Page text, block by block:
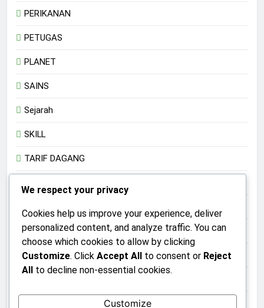
PERIKANAN
PETUGAS
PLANET
SAINS
Sejarah
SKILL
TARIF DAGANG
TRANSHUMANISME
UMKM
We respect your privacy
Cookies help us improve your experience, deliver
personalized content, and analyze traffic. You can
choose which cookies to allow by clicking
Customize. Click Accept All to consent or Reject
All to decline non-essential cookies.
Customize